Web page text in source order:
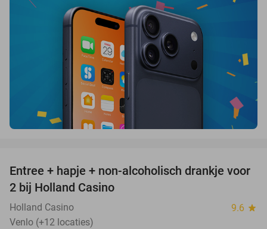
52%
Entree + hapje + non-alcoholisch drankje voor
2 bij Holland Casino
Holland Casino 9.6 star
Venlo (+12 locaties)